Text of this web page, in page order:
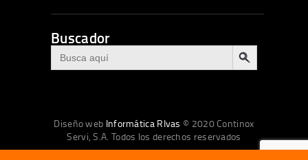
Buscador
Buscar: BOTÓN DE BÚSQUEDA
Diseño web Informática RIvas © 2020 Continox
Servi, S.A. Todos los derechos reservados